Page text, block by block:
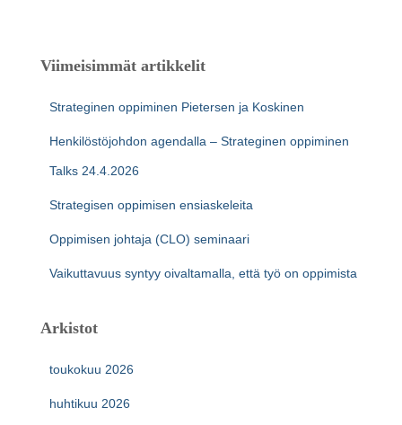
Viimeisimmät artikkelit
Strateginen oppiminen Pietersen ja Koskinen
Henkilöstöjohdon agendalla – Strateginen oppiminen
Talks 24.4.2026
Strategisen oppimisen ensiaskeleita
Oppimisen johtaja (CLO) seminaari
Vaikuttavuus syntyy oivaltamalla, että työ on oppimista
Arkistot
toukokuu 2026
huhtikuu 2026